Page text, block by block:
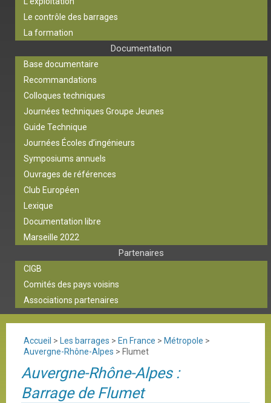
Le contrôle des barrages
La formation
Documentation
Base documentaire
Recommandations
Colloques techniques
Journées techniques Groupe Jeunes
Guide Technique
Journées Écoles d’ingénieurs
Symposiums annuels
Ouvrages de références
Club Européen
Lexique
Documentation libre
Marseille 2022
Partenaires
CIGB
Comités des pays voisins
Associations partenaires
Accueil > Les barrages > En France > Métropole >
Auvergne-Rhône-Alpes > Flumet
Auvergne-Rhône-Alpes :
Barrage de Flumet